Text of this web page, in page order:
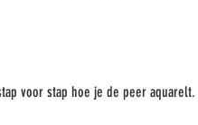
voor stap hoe je de peer aquarelt.